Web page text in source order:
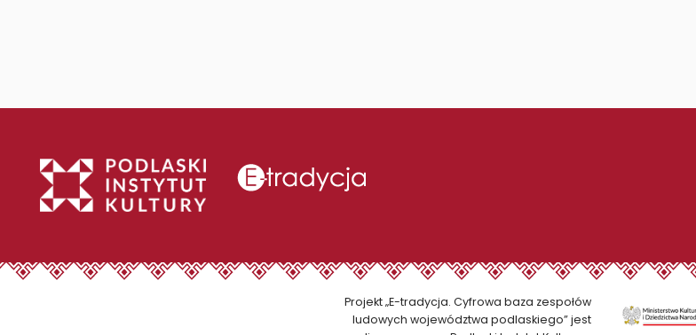
Projekt „E-tradycja. Cyfrowa baza zespołów
ludowych województwa podlaskiego” jest